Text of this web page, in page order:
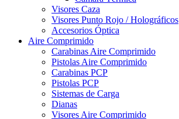
Visores Caza
Visores Punto Rojo / Holográficos
Accesorios Óptica
Aire Comprimido
Carabinas Aire Comprimido
Pistolas Aire Comprimido
Carabinas PCP
Pistolas PCP
Sistemas de Carga
Dianas
Visores Aire Comprimido